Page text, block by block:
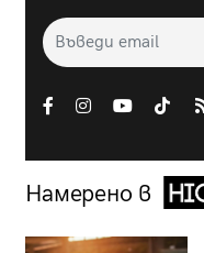
Намерено в